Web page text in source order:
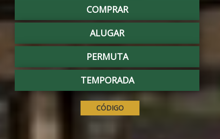
COMPRAR
ALUGAR
PERMUTA
TEMPORADA
CÓDIGO